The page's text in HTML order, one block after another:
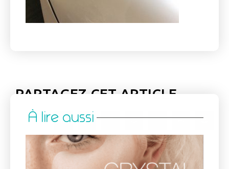
PARTAGEZ CET ARTICLE
À lire aussi